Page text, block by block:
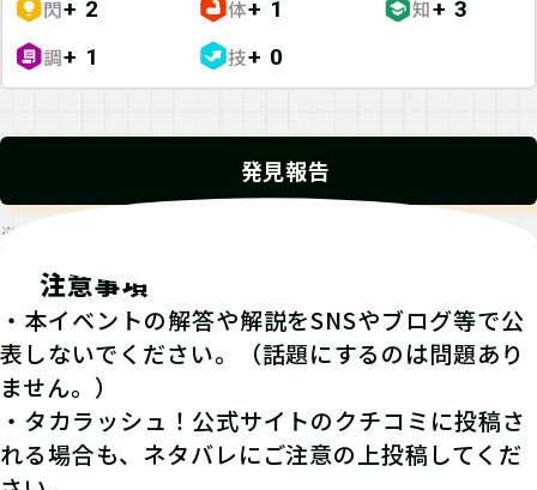
閃+ 2 体+ 1 知+ 3
調+ 1 技+ 0
発見報告
※発見報告にGPSを使用するクエストが一部存在します。
注意事項
・本イベントの解答や解説をSNSやブログ等で公
表しないでください。（話題にするのは問題あり
ません。）
・タカラッシュ！公式サイトのクチコミに投稿さ
れる場合も、ネタバレにご注意の上投稿してくだ